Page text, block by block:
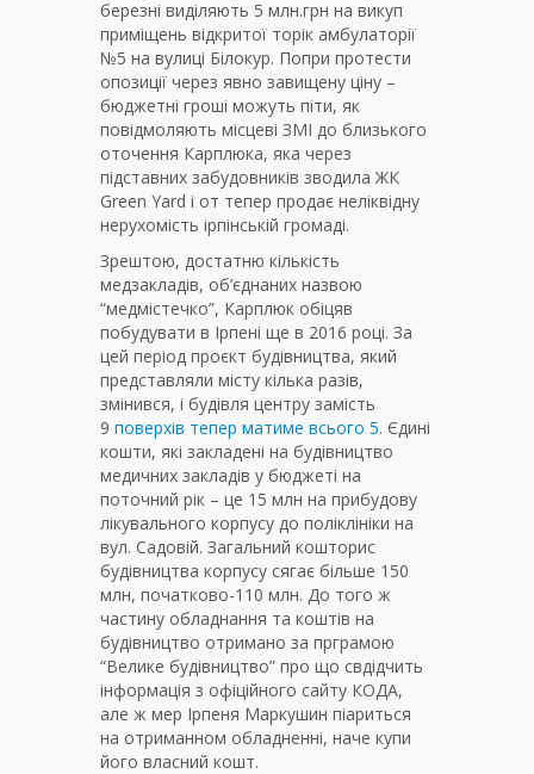
березні виділяють 5 млн.грн на викуп
приміщень відкритої торік амбулаторії
№5 на вулиці Білокур. Попри протести
опозиції через явно завищену ціну –
бюджетні гроші можуть піти, як
повідмоляють місцеві ЗМІ до близького
оточення Карплюка, яка через
підставних забудовників зводила ЖК
Green Yard і от тепер продає неліквідну
нерухомість ірпінській громаді.
Зрештою, достатню кількість
медзакладів, об’єднаних назвою
“медмістечко”, Карплюк обіцяв
побудувати в Ірпені ще в 2016 році. За
цей період проєкт будівництва, який
представляли місту кілька разів,
змінився, і будівля центру замість
9 поверхів тепер матиме всього 5. Єдині
кошти, які закладені на будівництво
медичних закладів у бюджеті на
поточний рік – це 15 млн на прибудову
лікувального корпусу до поліклініки на
вул. Садовій. Загальний кошторис
будівництва корпусу сягає більше 150
млн, початково-110 млн. До того ж
частину обладнання та коштів на
будівництво отримано за прграмою
“Велике будівництво” про що свдідчить
інформація з офіційного сайту КОДА,
але ж мер Ірпеня Маркушин піариться
на отриманном обладненні, наче купи
його власний кошт.